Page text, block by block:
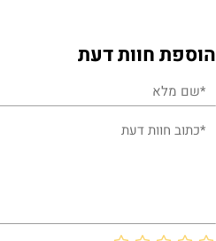
הוספת חוות דעת